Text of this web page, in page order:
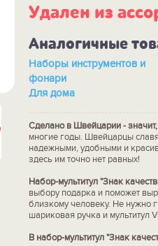
Удален из
Аналогичные
Наборы инструментов и
фонари
Для дома
Сделано в Швейцарии -
многие годы. Швейцарцы
надежными, удобными и
здесь им точно нет равных!
Набор-мультитул "Знак
выбору подарка и поможет
близкому человеку. Не нужно
шариковая ручка и мультитул
В набор-мультитул "Знак